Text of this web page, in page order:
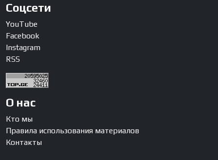
Соцсети
YouTube
Facebook
Instagram
RSS
О нас
Кто мы
Правила использования материалов
Контакты